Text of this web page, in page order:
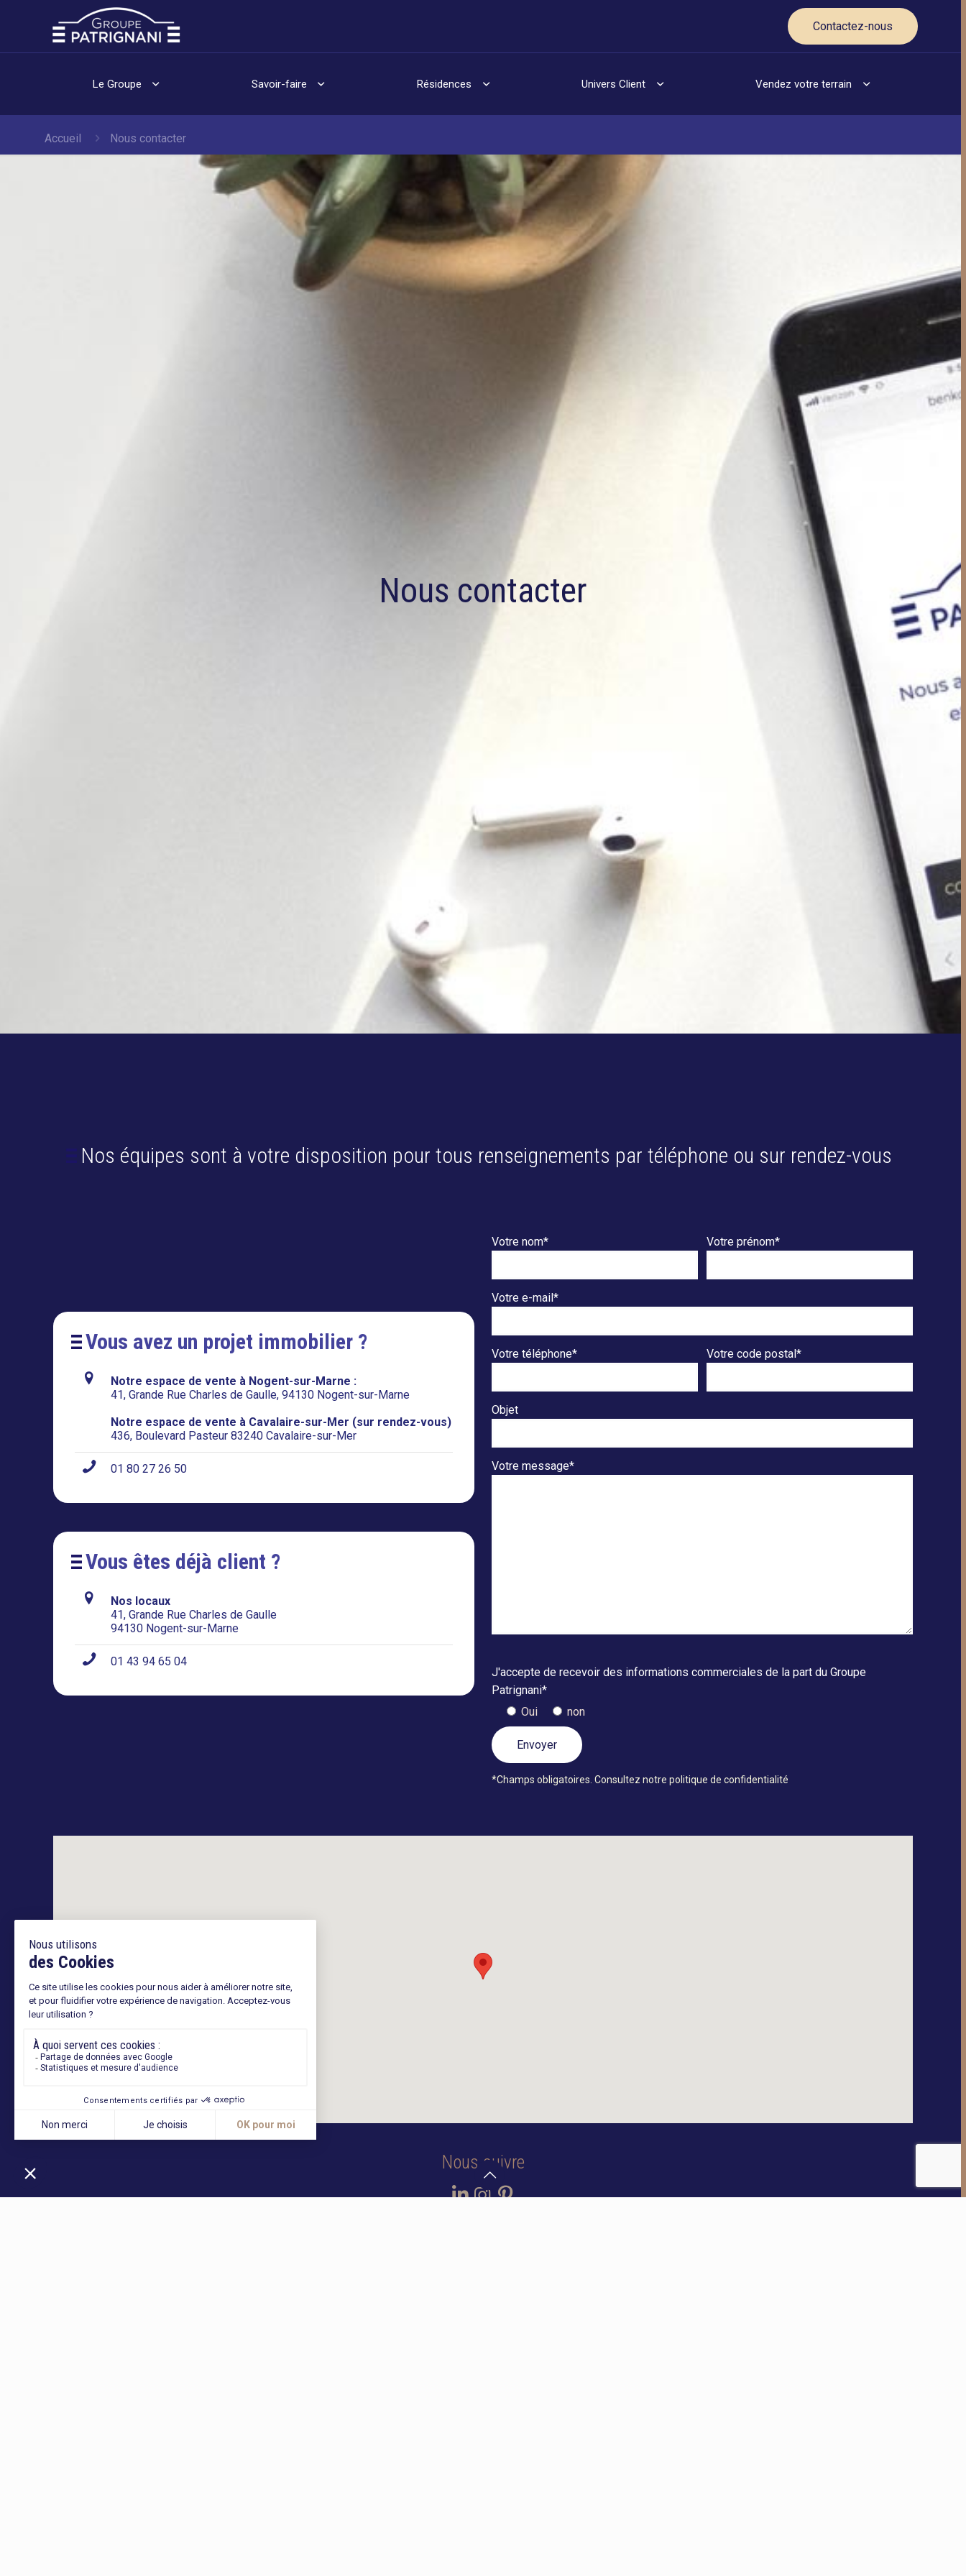
Contactez-nous
Le Groupe Savoir-faire Résidences Univers Client Vendez votre terrain
Accueil Nous contacter
Nous contacter
Nos équipes sont à votre disposition pour tous renseignements par téléphone ou sur rendez-vous
Vous avez un projet immobilier ?
Notre espace de vente à Nogent-sur-Marne :
41, Grande Rue Charles de Gaulle, 94130 Nogent-sur-Marne
Notre espace de vente à Cavalaire-sur-Mer (sur rendez-vous)
436, Boulevard Pasteur 83240 Cavalaire-sur-Mer
01 80 27 26 50
Vous êtes déjà client ?
Nos locaux
41, Grande Rue Charles de Gaulle
94130 Nogent-sur-Marne
01 43 94 65 04
Votre nom* Votre prénom*
Votre e-mail*
Votre téléphone* Votre code postal*
Objet
Votre message*
J'accepte de recevoir des informations commerciales de la part du Groupe
Patrignani*
Oui
non
*Champs obligatoires. Consultez notre politique de confidentialité
Nous suivre